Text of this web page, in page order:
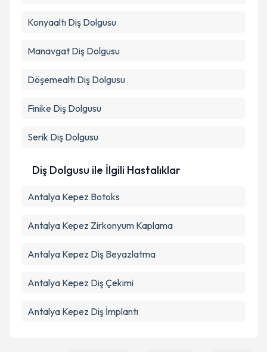
Konyaaltı Diş Dolgusu
Manavgat Diş Dolgusu
Döşemealtı Diş Dolgusu
Finike Diş Dolgusu
Serik Diş Dolgusu
Diş Dolgusu ile İlgili Hastalıklar
Antalya Kepez Botoks
Antalya Kepez Zirkonyum Kaplama
Antalya Kepez Diş Beyazlatma
Antalya Kepez Diş Çekimi
Antalya Kepez Diş İmplantı